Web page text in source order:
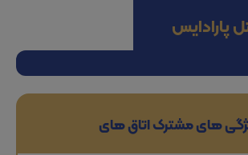
پارادایس
های مشترک اتاق های